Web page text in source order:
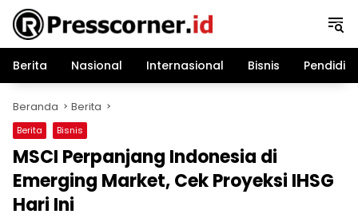
Langsung
konten
Berita
Nasional Internasional Bisnis
Beranda Berita
Berita Bisnis
MSCI Perpanjang Indonesia di
Emerging Market, Cek Proyeksi IHSG
Hari Ini